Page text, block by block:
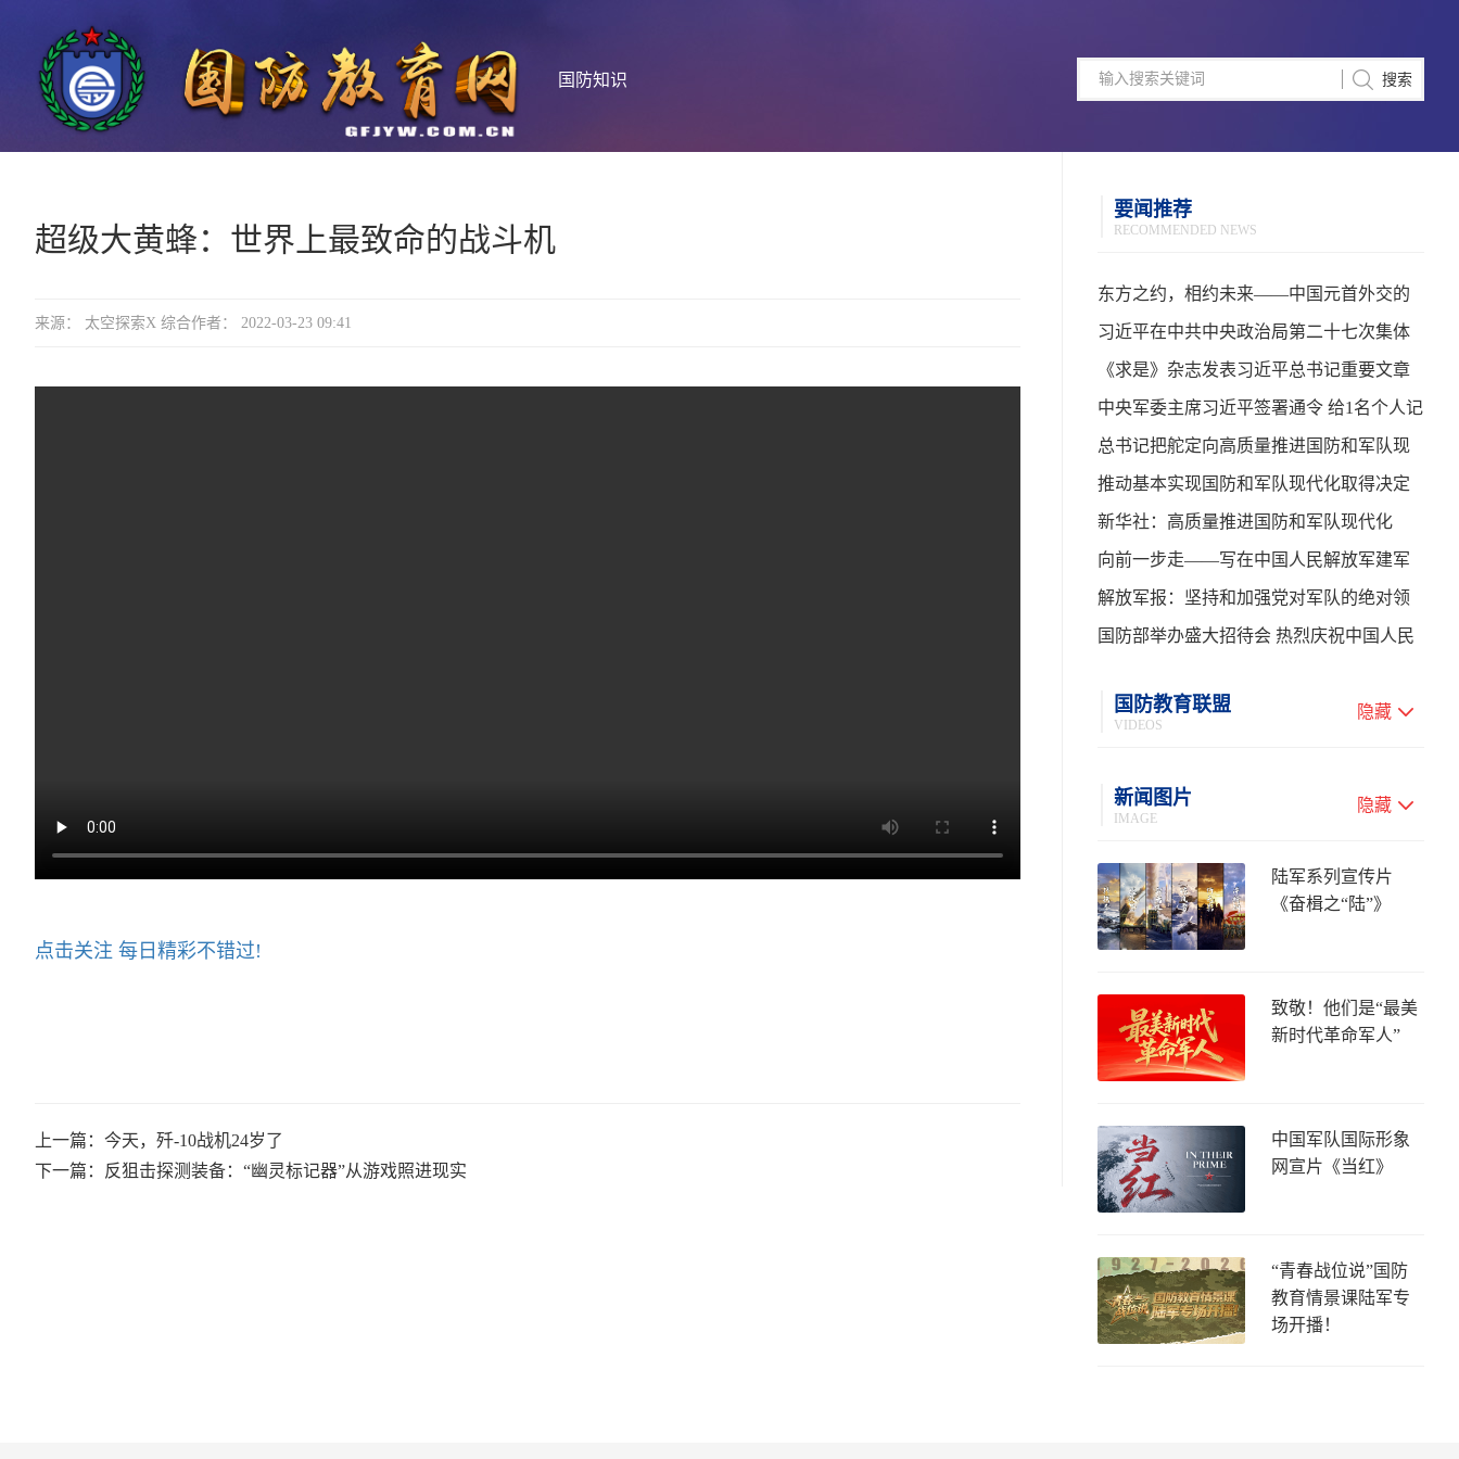
国防知识
超级大黄蜂：世界上最致命的战斗机
来源： 太空探索X 综合作者： 2022-03-23 09:41
点击关注 每日精彩不错过!
上一篇：今天，歼-10战机24岁了
下一篇：反狙击探测装备：“幽灵标记器”从游戏照进现实
要闻推荐
RECOMMENDED NEWS
东方之约，相约未来——中国元首外交的
世界情怀与大国气派
习近平在中共中央政治局第二十七次集体
学习时强调 强化政治引领 深化创新发展 高
质量推进国防和军队现代化
《求是》杂志发表习近平总书记重要文章
中央军委主席习近平签署通令 给1名个人记
功
总书记把舵定向高质量推进国防和军队现
代化
推动基本实现国防和军队现代化取得决定
性进展——学习贯彻习主席在中共中央政
治局第二十七次集体学习时的重要讲话
新华社：高质量推进国防和军队现代化
向前一步走——写在中国人民解放军建军
99周年之际
解放军报：坚持和加强党对军队的绝对领
导 高质量推进国防和军队现代化
国防部举办盛大招待会 热烈庆祝中国人民
国防教育联盟
VIDEOS
隐藏
新闻图片
IMAGE
隐藏
陆军系列宣传片
《奋楫之“陆”》
致敬！他们是“最美
新时代革命军人”
中国军队国际形象
网宣片《当红》
“青春战位说”国防
教育情景课陆军专
场开播！